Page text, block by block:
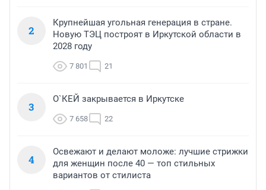
2
Крупнейшая угольная генерация в стране.
Новую ТЭЦ построят в Иркутской области в
2028 году
7 801 21
3
О`КЕЙ закрывается в Иркутске
7 658 22
4
Освежают и делают моложе: лучшие стрижки
для женщин после 40 — топ стильных
вариантов от стилиста